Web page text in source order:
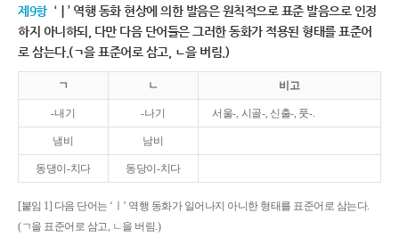
제9항 ‘ㅣ’ 역행 동화 현상에 의한 발음은 원칙적으로 표준 발음으로 인정
하지 아니하되, 다만 다음 단어들은 그러한 동화가 적용된 형태를 표준어
로 삼는다.(ㄱ을 표준어로 삼고, ㄴ을 버림.)
ㄱ ㄴ 비고
-내기 -나기 서울-, 시골-, 신출-, 풋-.
냄비 남비
동댕이-치다 동당이-치다
[붙임 1] 다음 단어는 ‘ㅣ’ 역행 동화가 일어나지 아니한 형태를 표준어로 삼는다.
(ㄱ을 표준어로 삼고, ㄴ을 버림.)